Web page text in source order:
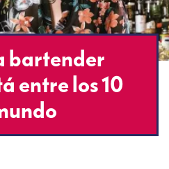
bartender
entre los 10